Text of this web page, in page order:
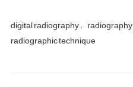
digital radiography radiography
radiographic technique